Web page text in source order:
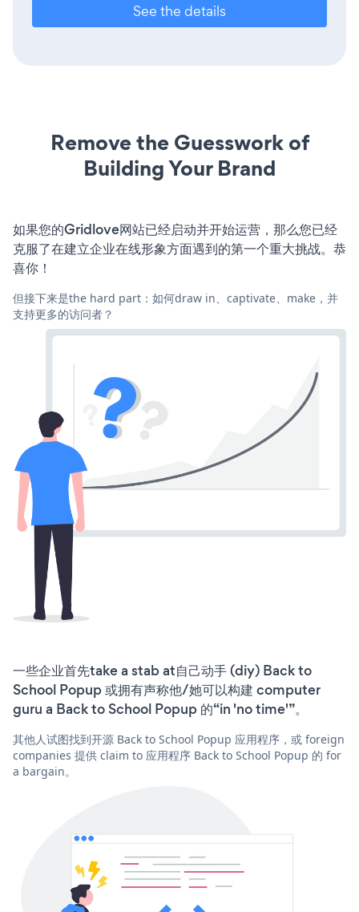
See the details
Remove the Guesswork of
Building Your Brand
如果您的Gridlove网站已经启动并开始运营，那么您已经
克服了在建立企业在线形象方面遇到的第一个重大挑战。恭
喜你！
但接下来是the hard part：如何draw in、captivate、make，并
支持更多的访问者？
一些企业首先take a stab at自己动手 (diy) Back to
School Popup 或拥有声称他/她可以构建 computer
guru a Back to School Popup 的“in 'no time'”。
其他人试图找到开源 Back to School Popup 应用程序，或 foreign
companies 提供 claim to 应用程序 Back to School Popup 的 for
a bargain。